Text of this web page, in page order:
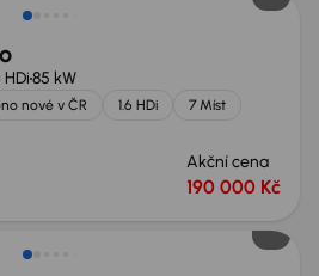
HDi85 kW
nové v ČR 1.6 HDi
7 Míst
Akční cena
190 000 Kč